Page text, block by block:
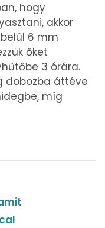
hogy
akkor
6 mm
őket
3 órára.
dobozba áttéve
míg